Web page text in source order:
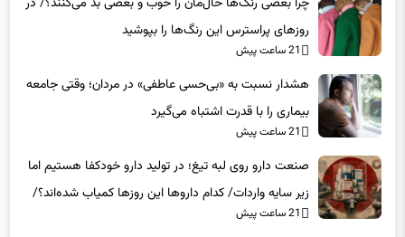
روزهای پراسترس این رنگ‌ها را بپوشید
21 ساعت پیش
هشدار نسبت به «بی‌حسی عاطفی» در مردان؛ وقتی جامعه
بیماری را با قدرت اشتباه می‌گیرد
21 ساعت پیش
صنعت دارو روی لبه تیغ؛ در تولید دارو خودکفا هستیم اما
زیر سایه واردات/ کدام داروها این روزها کمیاب شده‌اند؟/
«کشور سه ماه ذخیره دارویی دارد»
21 ساعت پیش